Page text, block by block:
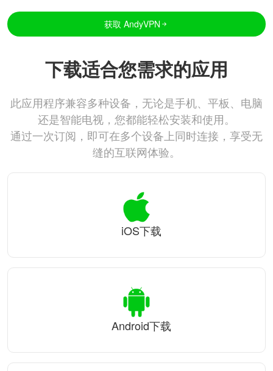
获取 AndyVPN
下载适合您需求的应用
此应用程序兼容多种设备，无论是手机、平板、电脑
还是智能电视，您都能轻松安装和使用。
通过一次订阅，即可在多个设备上同时连接，享受无
缝的互联网体验。
iOS下载
Android下载